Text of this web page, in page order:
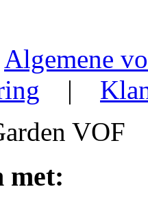
Algemene
|
VOF
met: